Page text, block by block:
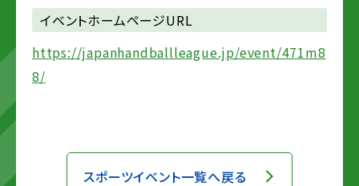
イベントホームページURL
https://japanhandballleague.jp/event/471m8
8/
スポーツイベント一覧へ戻る